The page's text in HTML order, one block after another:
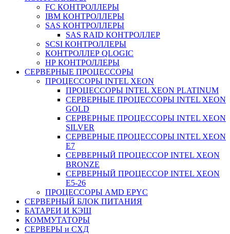
FC КОНТРОЛЛЕРЫ
IBM КОНТРОЛЛЕРЫ
SAS КОНТРОЛЛЕРЫ
SAS RAID КОНТРОЛЛЕР
SCSI КОНТРОЛЛЕРЫ
КОНТРОЛЛЕР QLOGIC
НР КОНТРОЛЛЕРЫ
СЕРВЕРНЫЕ ПРОЦЕССОРЫ
ПРОЦЕССОРЫ INTEL XEON
ПРОЦЕССОРЫ INTEL XEON PLATINUM
СЕРВЕРНЫЕ ПРОЦЕССОРЫ INTEL XEON
GOLD
СЕРВЕРНЫЕ ПРОЦЕССОРЫ INTEL XEON
SILVER
СЕРВЕРНЫЕ ПРОЦЕССОРЫ INTEL XEON
Е7
СЕРВЕРНЫЙ ПРОЦЕССОР INTEL XEON
BRONZE
СЕРВЕРНЫЙ ПРОЦЕССОР INTEL XEON
Е5-26
ПРОЦЕССОРЫ AMD EPYC
СЕРВЕРНЫЙ БЛОК ПИТАНИЯ
БАТАРЕИ И КЭШ
КОММУТАТОРЫ
СЕРВЕРЫ и СХД